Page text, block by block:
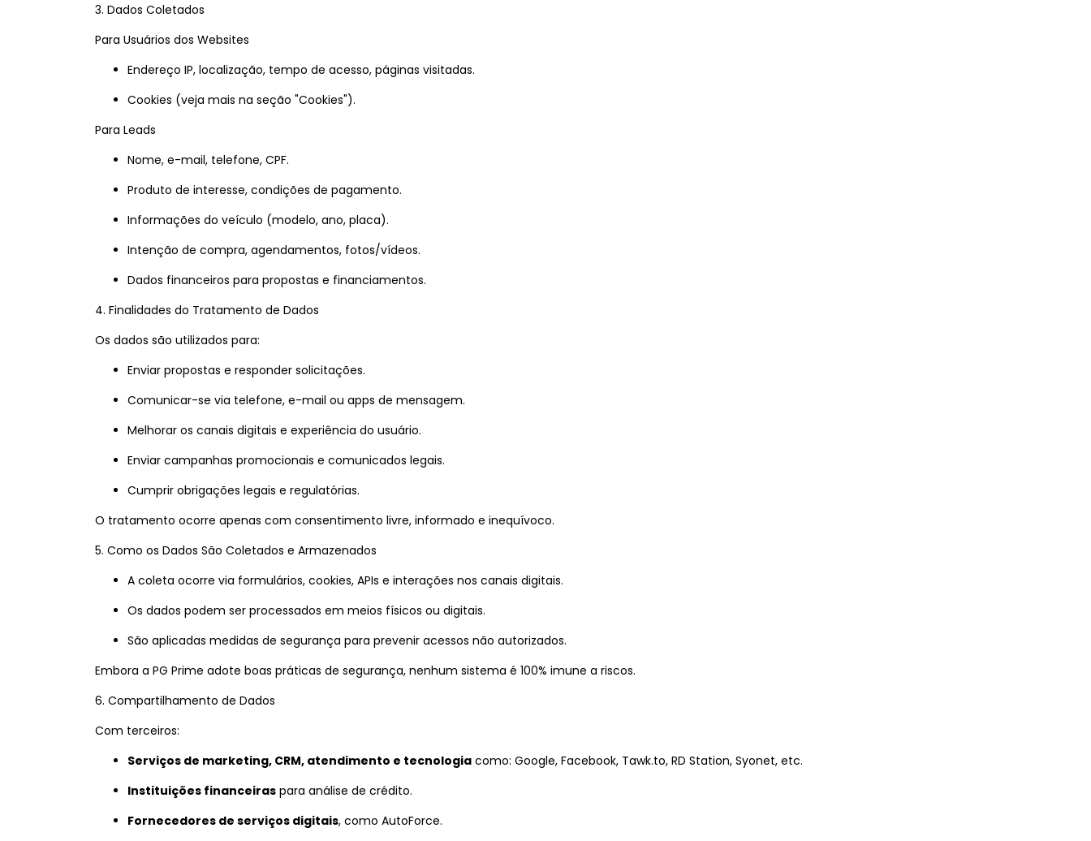
3. Dados Coletados
Para Usuários dos Websites
Endereço IP, localização, tempo de acesso, páginas visitadas.
Cookies (veja mais na seção "Cookies").
Para Leads
Nome, e-mail, telefone, CPF.
Produto de interesse, condições de pagamento.
Informações do veículo (modelo, ano, placa).
Intenção de compra, agendamentos, fotos/vídeos.
Dados financeiros para propostas e financiamentos.
4. Finalidades do Tratamento de Dados
Os dados são utilizados para:
Enviar propostas e responder solicitações.
Comunicar-se via telefone, e-mail ou apps de mensagem.
Melhorar os canais digitais e experiência do usuário.
Enviar campanhas promocionais e comunicados legais.
Cumprir obrigações legais e regulatórias.
O tratamento ocorre apenas com consentimento livre, informado e inequívoco.
5. Como os Dados São Coletados e Armazenados
A coleta ocorre via formulários, cookies, APIs e interações nos canais digitais.
Os dados podem ser processados em meios físicos ou digitais.
São aplicadas medidas de segurança para prevenir acessos não autorizados.
Embora a PG Prime adote boas práticas de segurança, nenhum sistema é 100% imune a riscos.
6. Compartilhamento de Dados
Com terceiros:
Serviços de marketing, CRM, atendimento e tecnologia como: Google, Facebook, Tawk.to, RD Station, Syonet, etc.
Instituições financeiras para análise de crédito.
Fornecedores de serviços digitais, como AutoForce.